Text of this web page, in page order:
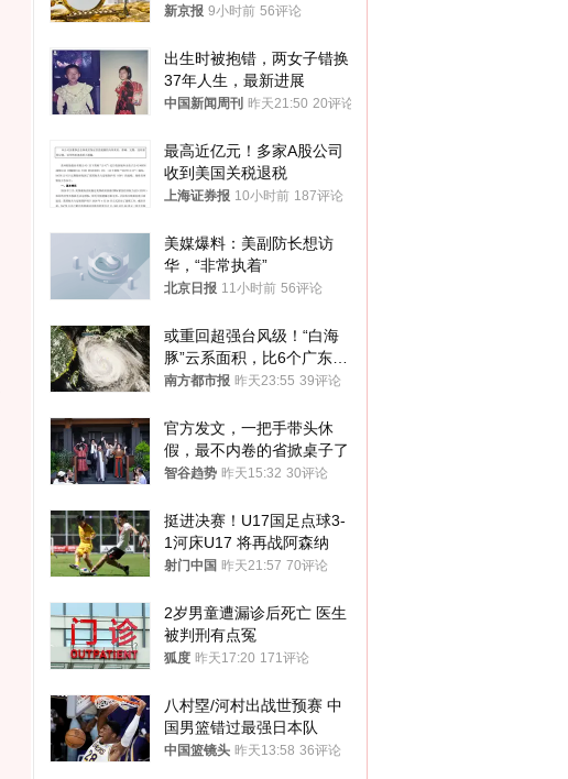
1年
新京报 9小时前 56评论
出生时被抱错，两女子错换
37年人生，最新进展
中国新闻周刊 昨天21:50 20评论
最高近亿元！多家A股公司
收到美国关税退税
上海证券报 10小时前 187评论
美媒爆料：美副防长想访
华，“非常执着”
北京日报 11小时前 56评论
或重回超强台风级！“白海
豚”云系面积，比6个广东还
大！深圳官方：注意这件事
南方都市报 昨天23:55 39评论
官方发文，一把手带头休
假，最不内卷的省掀桌子了
智谷趋势 昨天15:32 30评论
挺进决赛！U17国足点球3-
1河床U17 将再战阿森纳
射门中国 昨天21:57 70评论
2岁男童遭漏诊后死亡 医生
被判刑有点冤
狐度 昨天17:20 171评论
八村塁/河村出战世预赛 中
国男篮错过最强日本队
中国篮镜头 昨天13:58 36评论